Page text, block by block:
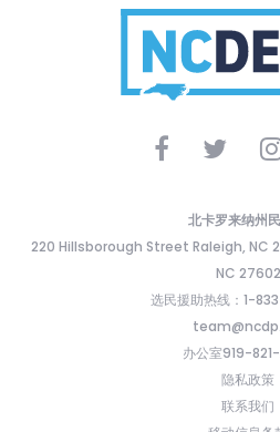
北卡罗来纳州
220 Hillsborough Street Raleigh, NC
NC 27602
选民援助热线：1-
办公室919-
隐私政策
联系我们